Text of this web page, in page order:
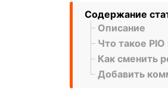
Содержание
Описание
Что такое PIO
Как сменить
Добавить